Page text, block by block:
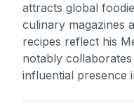
attracts global
culinary magazines
recipes reflect his
notably
influential presence